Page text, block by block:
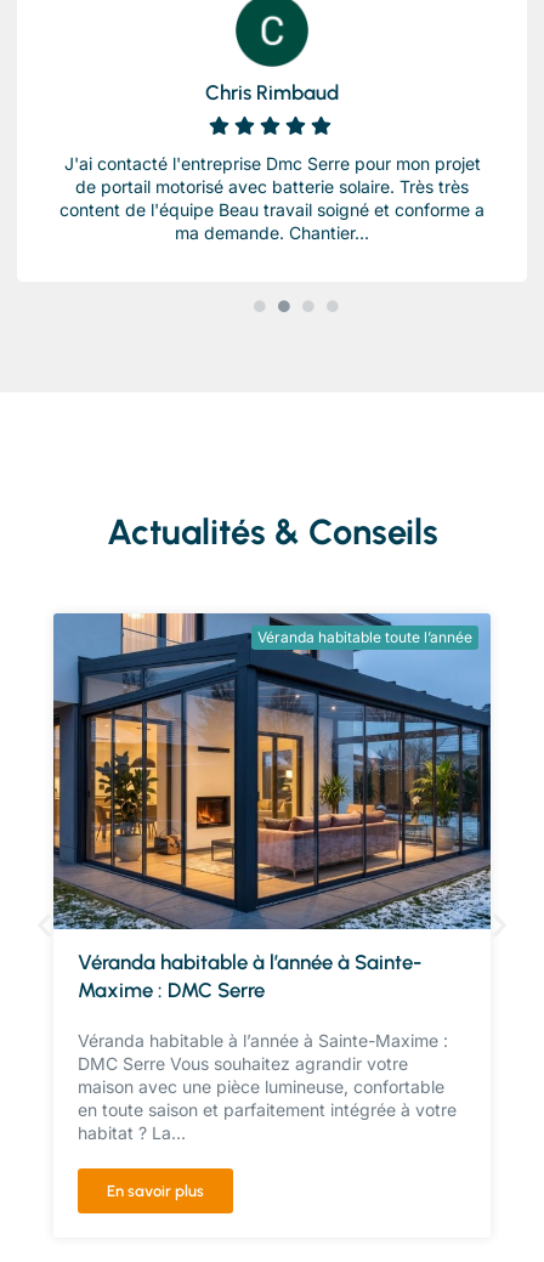
Chris Rimbaud
J'ai contacté l'entreprise Dmc Serre pour mon projet
de portail motorisé avec batterie solaire. Très très
content de l'équipe Beau travail soigné et conforme a
ma demande. Chantier...
Actualités & Conseils
Véranda habitable toute l’année
Véranda habitable à l’année à Sainte-
Maxime : DMC Serre
Véranda habitable à l’année à Sainte-Maxime :
DMC Serre Vous souhaitez agrandir votre
maison avec une pièce lumineuse, confortable
en toute saison et parfaitement intégrée à votre
habitat ? La...
En savoir plus